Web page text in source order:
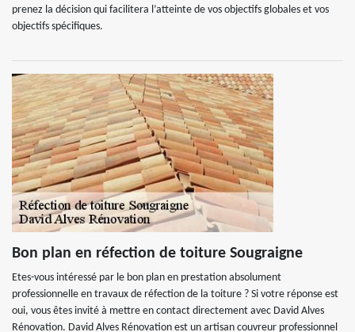
prenez la décision qui facilitera l’atteinte de vos objectifs globales et vos
objectifs spécifiques.
Bon plan en réfection de toiture Sougraigne
Etes-vous intéressé par le bon plan en prestation absolument
professionnelle en travaux de réfection de la toiture ? Si votre réponse est
oui, vous êtes invité à mettre en contact directement avec David Alves
Rénovation. David Alves Rénovation est un artisan couvreur professionnel